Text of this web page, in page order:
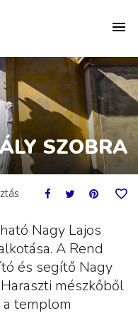
SZOBRA
Nagy Lajos
A Rend
és segítő Nagy
mészkőből
templom